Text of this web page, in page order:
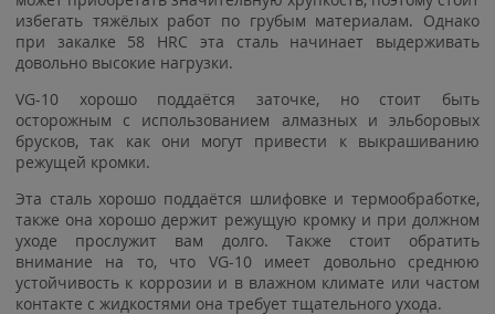
избегать тяжёлых работ по грубым материалам. Однако
при закалке 58 HRC эта сталь начинает выдерживать
довольно высокие нагрузки.
VG-10 хорошо поддаётся заточке, но стоит быть
осторожным с использованием алмазных и эльборовых
брусков, так как они могут привести к выкрашиванию
режущей кромки.
Эта сталь хорошо поддаётся шлифовке и термообработке,
также она хорошо держит режущую кромку и при должном
уходе прослужит вам долго. Также стоит обратить
внимание на то, что VG-10 имеет довольно среднюю
устойчивость к коррозии и в влажном климате или частом
контакте с жидкостями она требует тщательного ухода.